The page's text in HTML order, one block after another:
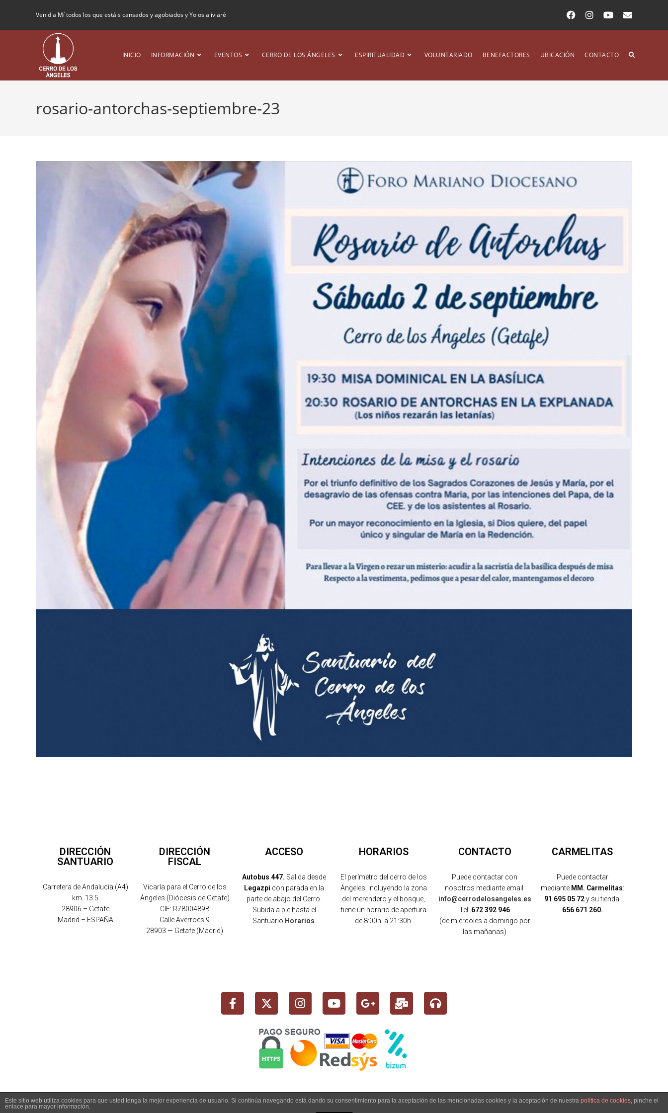
Venid a Mí todos los que estáis cansados y agobiados y Yo os aliviaré
INICIO INFORMACIÓN EVENTOS CERRO DE LOS ÁNGELES ESPIRITUALIDAD VOLUNTARIADO BENEFACTORES UBICACIÓN CONTACTO
rosario-antorchas-septiembre-23
DIRECCIÓN
SANTUARIO
Carretera de Andalucía (A4)
km. 13.5
28906 – Getafe
Madrid – ESPAÑA
DIRECCIÓN
FISCAL
Vicaría para el Cerro de los
Ángeles (Diócesis de Getafe)
CIF: R7800489B
Calle Averroes 9
28903 — Getafe (Madrid)
ACCESO
Autobus 447. Salida desde
Legazpi con parada en la
parte de abajo del Cerro.
Subida a pie hasta el
Santuario. Horarios
HORARIOS
El perímetro del cerro de los
Ángeles, incluyendo la zona
del merendero y el bosque,
tiene un horario de apertura
de 8:00h. a 21:30h.
CONTACTO
Puede contactar con
nosotros mediante email:
info@cerrodelosangeles.es
Tel: 672 392 946
(de miércoles a domingo por
las mañanas)
CARMELITAS
Puede contactar
medianteMM. Carmelitas:
91 695 05 72y su tienda:
656 671 260.
Copyright 2026 - Santuario del Cerro de los Ángeles - info@cerrodelosangeles.es -
Este sitio web utiliza cookies para que usted tenga la mejor experiencia de usuario. Si continúa navegando está dando su consentimiento para la aceptación de las mencionadas cookies y la aceptación de nuestra política de cookies, pinche el
enlace para mayor información.